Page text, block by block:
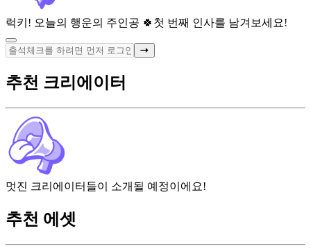
럭키! 오늘의 행운의 주인공 🍀 첫 번째 인사를 남겨보세요!
추천 크리에이터
멋진 크리에이터들이 소개될 예정이에요!
추천 에셋